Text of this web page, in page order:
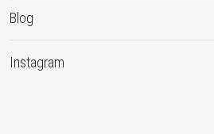
Blog
Instagram